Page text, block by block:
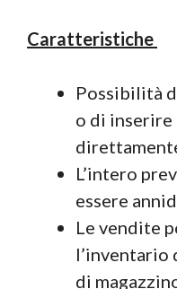
Caratteristiche
Possibilità
o di
L’intero
essere
Le vendite
l’inventario
di